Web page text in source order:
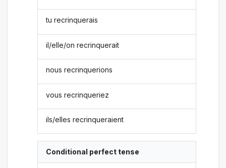
tu recrinquerais
il/elle/on recrinquerait
nous recrinquerions
vous recrinqueriez
ils/elles recrinqueraient
Conditional perfect tense